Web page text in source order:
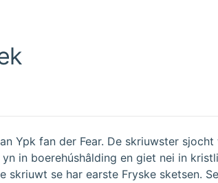
Ypk fan der Fear. De skriuwster
in boerehúshâlding en giet nei in
se har earste Fryske sketsen.